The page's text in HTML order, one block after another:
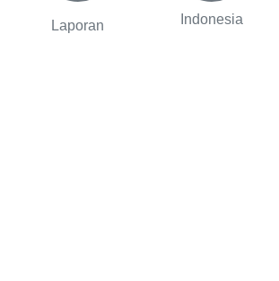
Laporan Indonesia